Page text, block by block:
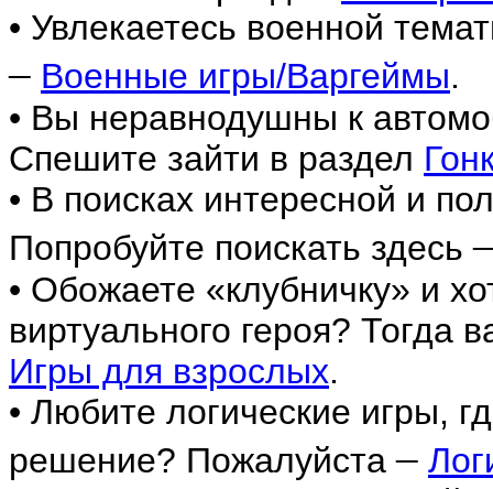
• Увлекаетесь военной
– Военные игры/Варгеймы.
• Вы неравнодушны к
Спешите зайти в раздел
• В поисках интересной и
Попробуйте поискать здесь
• Обожаете «клубничку» и
виртуального героя? Тогда
Игры для взрослых.
• Любите логические игры,
решение? Пожалуйста–